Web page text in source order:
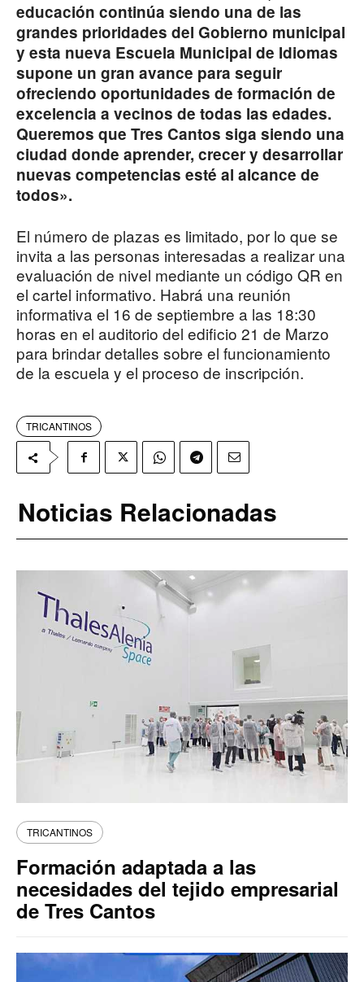
educación continúa siendo una de las
grandes prioridades del Gobierno municipal
y esta nueva Escuela Municipal de Idiomas
supone un gran avance para seguir
ofreciendo oportunidades de formación de
excelencia a vecinos de todas las edades.
Queremos que Tres Cantos siga siendo una
ciudad donde aprender, crecer y desarrollar
nuevas competencias esté al alcance de
todos».
El número de plazas es limitado, por lo que se
invita a las personas interesadas a realizar una
evaluación de nivel mediante un código QR en
el cartel informativo. Habrá una reunión
informativa el 16 de septiembre a las 18:30
horas en el auditorio del edificio 21 de Marzo
para brindar detalles sobre el funcionamiento
de la escuela y el proceso de inscripción.
TRICANTINOS
Noticias Relacionadas
TRICANTINOS
Formación adaptada a las
necesidades del tejido empresarial
de Tres Cantos